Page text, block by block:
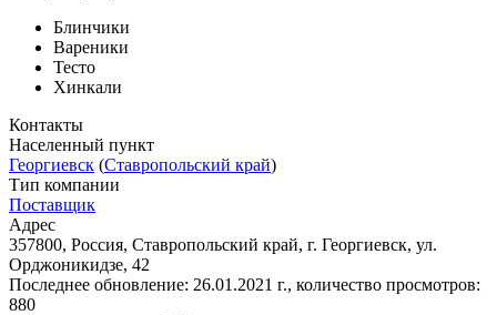
Блинчики
Вареники
Тесто
Хинкали
Контакты
Населенный пункт
Георгиевск (Ставропольский край)
Тип компании
Поставщик
Адрес
357800, Россия, Ставропольский край, г. Георгиевск, ул.
Орджоникидзе, 42
Последнее обновление: 26.01.2021 г., количество просмотров:
880